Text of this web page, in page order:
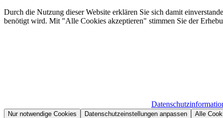
Durch die Nutzung dieser Website erklären Sie sich damit
benötigt wird. Mit "Alle Cookies akzeptieren" stimmen Sie der
Nur notwendige Cookies Datenschutzeinstellungen anpassen Alle